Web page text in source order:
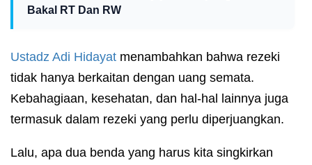
Bakal RT Dan RW
Ustadz Adi Hidayat menambahkan bahwa rezeki
tidak hanya berkaitan dengan uang semata.
Kebahagiaan, kesehatan, dan hal-hal lainnya juga
termasuk dalam rezeki yang perlu diperjuangkan.
Lalu, apa dua benda yang harus kita singkirkan